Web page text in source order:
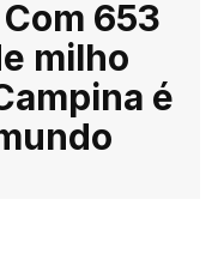
653
milho
é